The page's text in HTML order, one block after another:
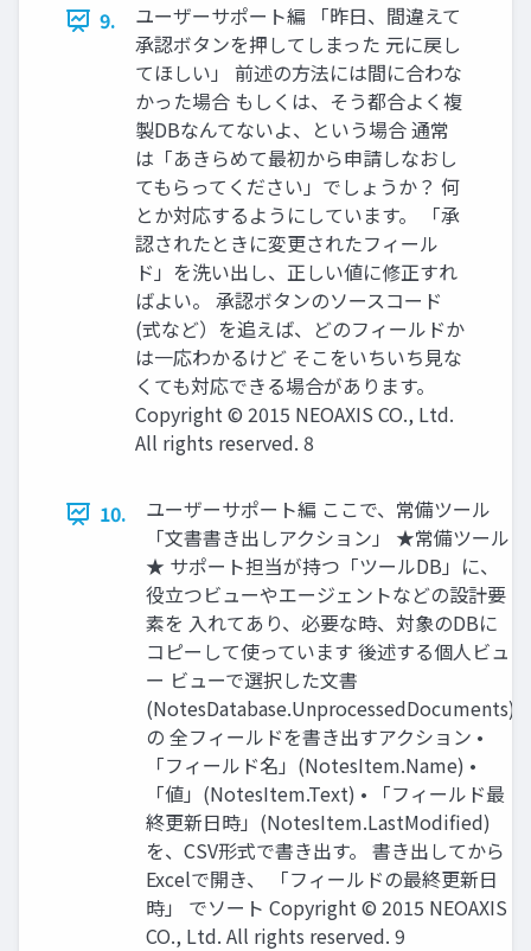
9.
ユーザーサポート編 「昨日、間違えて
承認ボタンを押してしまった 元に戻し
てほしい」 前述の方法には間に合わな
かった場合 もしくは、そう都合よく複
製DBなんてないよ、という場合 通常
は「あきらめて最初から申請しなおし
てもらってください」でしょうか？ 何
とか対応するようにしています。 「承
認されたときに変更されたフィール
ド」を洗い出し、正しい値に修正すれ
ばよい。 承認ボタンのソースコード
(式など）を追えば、どのフィールドか
は一応わかるけど そこをいちいち見な
くても対応できる場合があります。
Copyright © 2015 NEOAXIS CO., Ltd.
All rights reserved. 8
10.
ユーザーサポート編 ここで、常備ツール
「文書書き出しアクション」 ★常備ツール
★ サポート担当が持つ「ツールDB」に、
役立つビューやエージェントなどの設計要
素を 入れてあり、必要な時、対象のDBに
コピーして使っています 後述する個人ビュ
ー ビューで選択した文書
(NotesDatabase.UnprocessedDocuments)
の 全フィールドを書き出すアクション •
「フィールド名」(NotesItem.Name) •
「値」(NotesItem.Text) • 「フィールド最
終更新日時」(NotesItem.LastModified)
を、CSV形式で書き出す。 書き出してから
Excelで開き、 「フィールドの最終更新日
時」 でソート Copyright © 2015 NEOAXIS
CO., Ltd. All rights reserved. 9